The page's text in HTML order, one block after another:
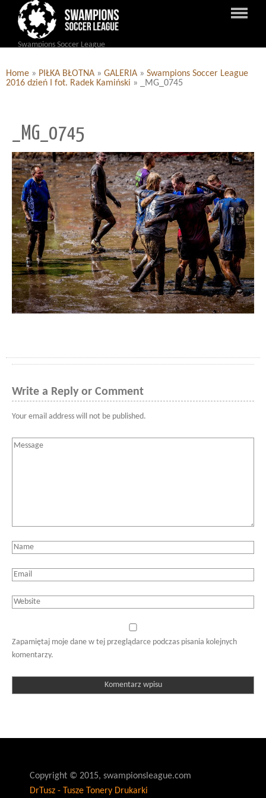
Swampions Soccer League
Home » PIŁKA BŁOTNA » GALERIA » Swampions Soccer League
2016 dzień I fot. Radek Kamiński » _MG_0745
_MG_0745
Write a Reply or Comment
Your email address will not be published.
Zapamiętaj moje dane w tej przeglądarce podczas pisania kolejnych
komentarzy.
Copyright © 2015, swampionsleague.com
DrTusz - Tusze Tonery Drukarki